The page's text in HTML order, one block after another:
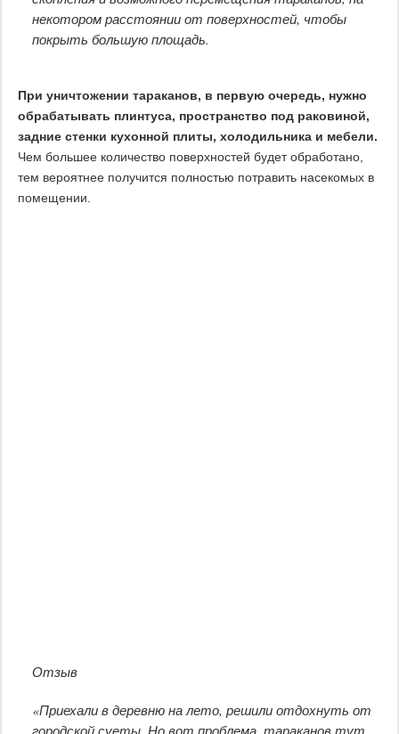
некотором расстоянии от поверхностей, чтобы
покрыть большую площадь.
При уничтожении тараканов, в первую очередь, нужно
обрабатывать плинтуса, пространство под раковиной,
задние стенки кухонной плиты, холодильника и мебели.
Чем большее количество поверхностей будет обработано,
тем вероятнее получится полностью потравить насекомых в
помещении.
Отзыв
«Приехали в деревню на лето, решили отдохнуть от